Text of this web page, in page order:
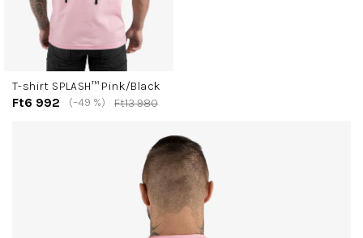
T-shirt SPLASH™ Pink/Black
Ft6 992 Ft13 980
(–49 %)